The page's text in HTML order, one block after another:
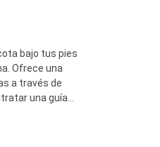
bajo tus pies
Ofrece una
a través de
una guía